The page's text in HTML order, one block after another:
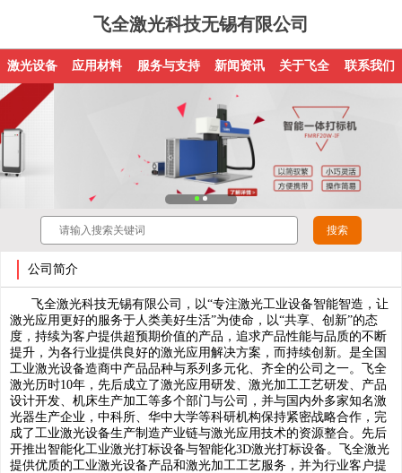
飞全激光科技无锡有限公司
激光设备 应用材料 服务与支持 新闻资讯 关于飞全 联系我们
公司简介
飞全激光科技无锡有限公司，以“专注激光工业设备智能智造，让
激光应用更好的服务于人类美好生活”为使命，以“共享、创新”的态
度，持续为客户提供超预期价值的产品，追求产品性能与品质的不断
提升，为各行业提供良好的激光应用解决方案，而持续创新。是全国
工业激光设备造商中产品品种与系列多元化、齐全的公司之一。飞全
激光历时10年，先后成立了激光应用研发、激光加工工艺研发、产品
设计开发、机床生产加工等多个部门与公司，并与国内外多家知名激
光器生产企业，中科所、华中大学等科研机构保持紧密战略合作，完
成了工业激光设备生产制造产业链与激光应用技术的资源整合。先后
开推出智能化工业激光打标设备与智能化3D激光打标设备。飞全激光
提供优质的工业激光设备产品和激光加工工艺服务，并为行业客户提